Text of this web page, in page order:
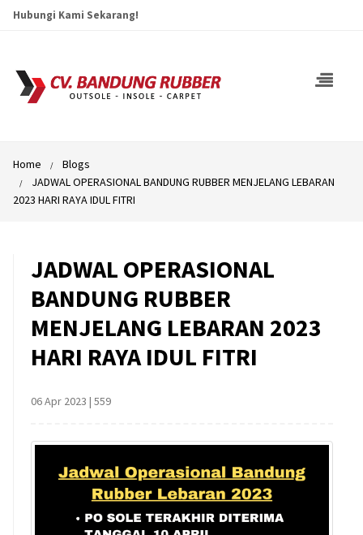
Hubungi Kami Sekarang!
Home
Blogs
JADWAL OPERASIONAL BANDUNG RUBBER MENJELANG LEBARAN
2023 HARI RAYA IDUL FITRI
JADWAL OPERASIONAL
BANDUNG RUBBER
MENJELANG LEBARAN 2023
HARI RAYA IDUL FITRI
06 Apr 2023 | 559